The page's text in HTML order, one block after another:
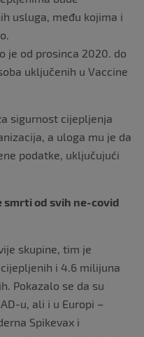
usluga, među kojima i
je od prosinca 2020. do
uključenih u Vaccine
sigurnost cijepljenja
a uloga mu je da
podatke, uključujući
smrti od svih ne-covid
skupine, tim je
i 4.6 milijuna
Pokazalo se da su
u, ali i u Europi –
Spikevax i